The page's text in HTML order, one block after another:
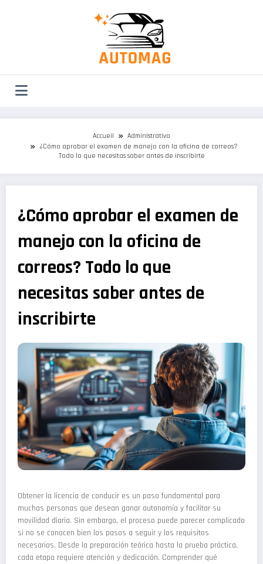
Accueil
Administrativo
¿Cómo aprobar el examen de manejo con la oficina de correos?
Todo lo que necesitas saber antes de inscribirte
¿Cómo aprobar el examen de
manejo con la oficina de
correos? Todo lo que
necesitas saber antes de
inscribirte
Obtener la licencia de conducir es un paso fundamental para
muchas personas que desean ganar autonomía y facilitar su
movilidad diaria. Sin embargo, el proceso puede parecer complicado
si no se conocen bien los pasos a seguir y los requisitos
necesarios. Desde la preparación teórica hasta la prueba práctica,
cada etapa requiere atención y dedicación. Comprender qué